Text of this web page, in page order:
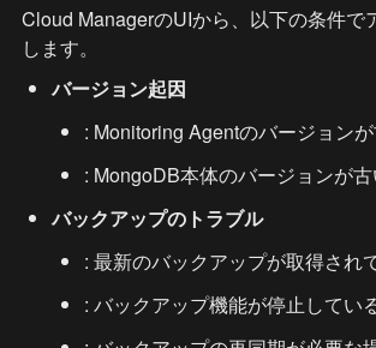
Cloud ManagerのUIから、以下の条件で
します。
バージョン起因
: Monitoring Agentのバージョン
: MongoDB本体のバージョンが
バックアップのトラブル
: 最新のバックアップが取得され
: バックアップ機能が停止してい